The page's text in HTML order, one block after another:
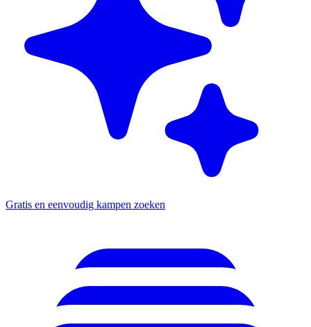
Gratis en eenvoudig kampen zoeken